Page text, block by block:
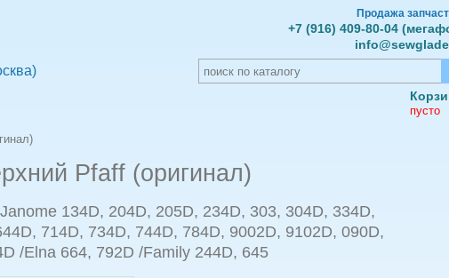
Продажа
+7 (916) 409-80-04
пусто
Pfaff (оригинал)
134D, 204D, 205D, 234D, 303, 304D, 334D,
714D, 734D, 744D, 784D, 9002D, 9102D, 090D,
/Elna 664, 792D /Family 244D, 645